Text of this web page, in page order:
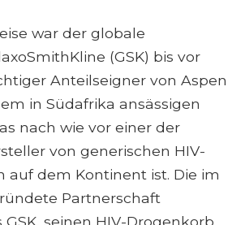
war der globale
(GSK) bis vor
Anteilseigner von Aspen
in Südafrika ansässigen
nach wie vor einer der
von generischen HIV-
auf dem Kontinent ist. Die im
Partnerschaft